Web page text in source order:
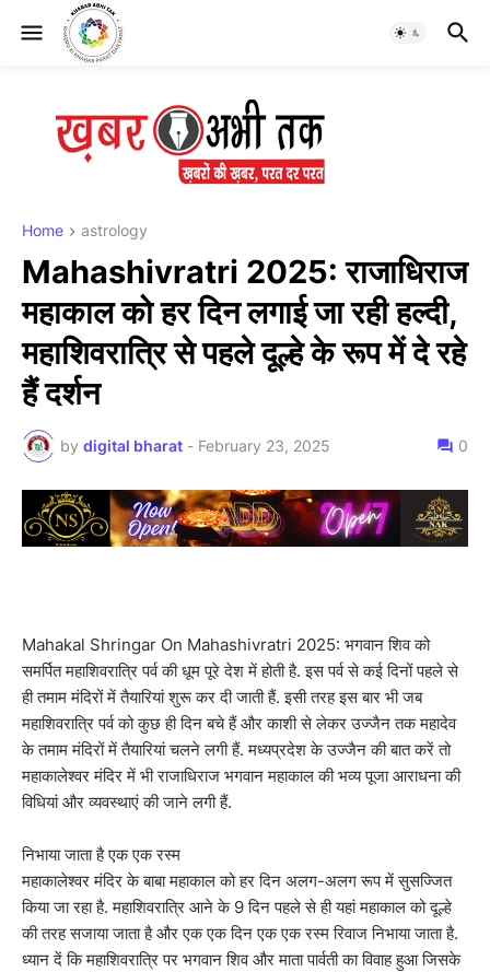
Home astrology
Mahashivratri 2025: राजाधिराज
महाकाल को हर दिन लगाई जा रही हल्दी,
महाशिवरात्रि से पहले दूल्हे के रूप में दे रहे
हैं दर्शन
by digital bharat - February 23, 2025 0
Mahakal Shringar On Mahashivratri 2025: भगवान शिव को
समर्पित महाशिवरात्रि पर्व की धूम पूरे देश में होती है. इस पर्व से कई दिनों पहले से
ही तमाम मंदिरों में तैयारियां शुरू कर दी जाती हैं. इसी तरह इस बार भी जब
महाशिवरात्रि पर्व को कुछ ही दिन बचे हैं और काशी से लेकर उज्जैन तक महादेव
के तमाम मंदिरों में तैयारियां चलने लगी हैं. मध्यप्रदेश के उज्जैन की बात करें तो
महाकालेश्वर मंदिर में भी राजाधिराज भगवान महाकाल की भव्य पूजा आराधना की
विधियां और व्यवस्थाएं की जाने लगी हैं.
निभाया जाता है एक एक रस्म
महाकालेश्वर मंदिर के बाबा महाकाल को हर दिन अलग-अलग रूप में सुसज्जित
किया जा रहा है. महाशिवरात्रि आने के 9 दिन पहले से ही यहां महाकाल को दूल्हे
की तरह सजाया जाता है और एक एक दिन एक एक रस्म रिवाज निभाया जाता है.
ध्यान दें कि महाशिवरात्रि पर भगवान शिव और माता पार्वती का विवाह हुआ जिसके